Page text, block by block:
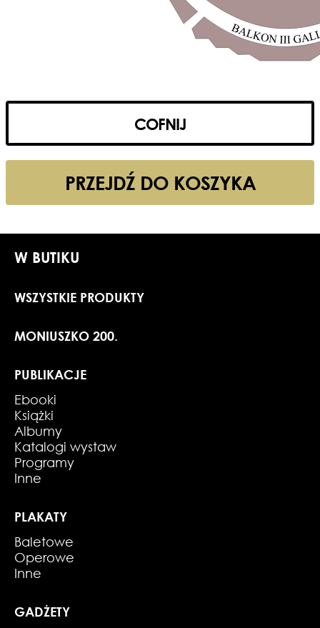
COFNIJ
PRZEJDŹ DO KOSZYKA
W BUTIKU
WSZYSTKIE PRODUKTY
MONIUSZKO 200.
PUBLIKACJE
Ebooki
Książki
Albumy
Katalogi wystaw
Programy
Inne
PLAKATY
Baletowe
Operowe
Inne
GADŻETY